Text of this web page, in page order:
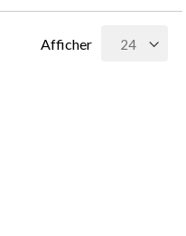
Afficher